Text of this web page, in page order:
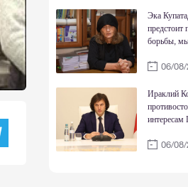
Эка
предстоит
борьбы,
06/
Ираклий
интересам
сильно как
06/